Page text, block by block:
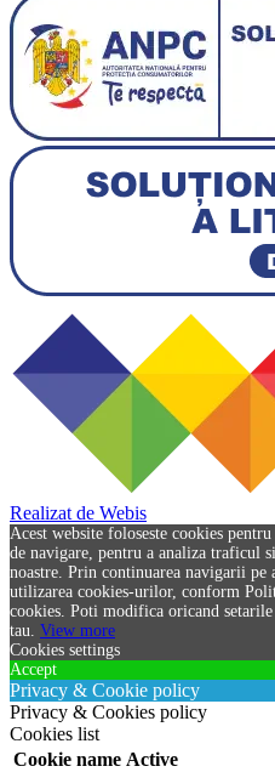
Realizat de Webis
Acest website foloseste cookies
de navigare, pentru a analiza traficul
noastre. Prin continuarea navigarii
utilizarea cookies-urilor, conform
cookies. Poti modifica oricand
tau. View more
Cookies settings
Accept
Privacy & Cookie policy
Privacy & Cookies policy
Cookies list
Cookie name Active